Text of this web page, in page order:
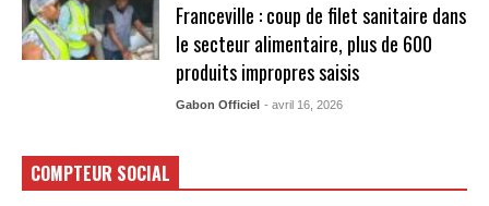
Franceville : coup de filet sanitaire dans
le secteur alimentaire, plus de 600
produits impropres saisis
Gabon Officiel - avril 16, 2026
COMPTEUR SOCIAL